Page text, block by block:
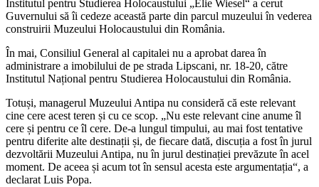
Institutul pentru Studierea Holocaustului „Elie Wiesel“ a cerut
Guvernului să îi cedeze această parte din parcul muzeului în vederea
construirii Muzeului Holocaustului din România.
În mai, Consiliul General al capitalei nu a aprobat darea în
administrare a imobilului de pe strada Lipscani, nr. 18-20, către
Institutul Național pentru Studierea Holocaustului din România.
Totuși, managerul Muzeului Antipa nu consideră că este relevant
cine cere acest teren și cu ce scop. „Nu este relevant cine anume îl
cere și pentru ce îl cere. De-a lungul timpului, au mai fost tentative
pentru diferite alte destinații și, de fiecare dată, discuția a fost în jurul
dezvoltării Muzeului Antipa, nu în jurul destinației prevăzute în acel
moment. De aceea și acum tot în sensul acesta este argumentația“, a
declarat Luis Popa.